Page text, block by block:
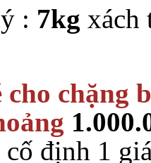
: 7kg xách
cho chặng
định 1